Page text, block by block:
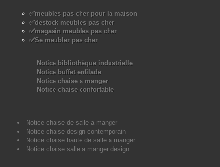
✅Se meubler pas cher
✅magasin meubles pas cher
✅destock meubles pas cher
✅meubles pas cher pour la maison
Notice bibliothèque industrielle
Notice buffet enfilade
Notice chaise a manger
Notice chaise confortable
Notice chaise de salle a manger
Notice chaise design contemporain
Notice chaise haute de salle a manger
Notice chaise salle a manger design